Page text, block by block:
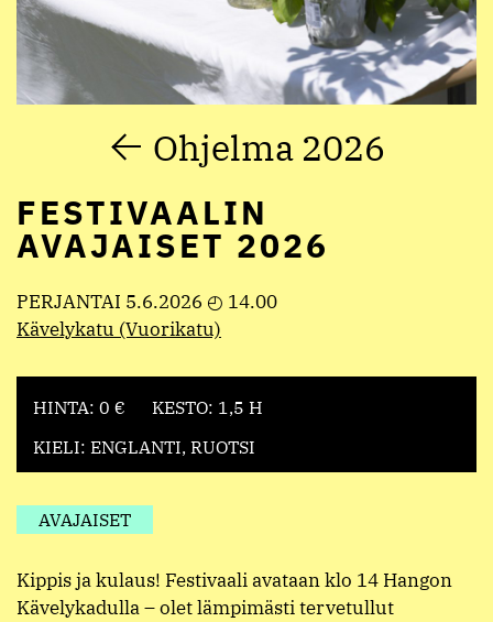
Ohjelma 2026
FESTIVAALIN
AVAJAISET 2026
PERJANTAI 5.6.2026 ◴ 14.00
Kävelykatu (Vuorikatu)
HINTA: 0 €
KESTO: 1,5 H
KIELI: ENGLANTI, RUOTSI
AVAJAISET
Kippis ja kulaus! Festivaali avataan klo 14 Hangon
Kävelykadulla – olet lämpimästi tervetullut